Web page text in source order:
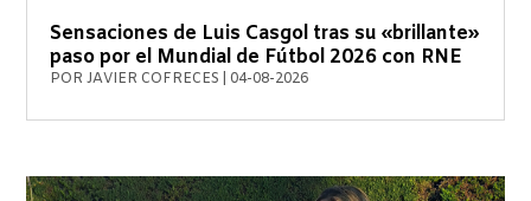
Sensaciones de Luis Casgol tras su «brillante»
paso por el Mundial de Fútbol 2026 con RNE
PORJAVIER COFRECES 04-08-2026